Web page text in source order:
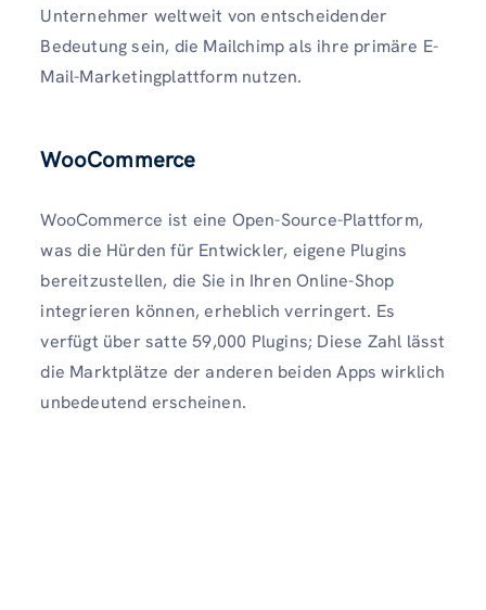
Unternehmer weltweit von entscheidender
Bedeutung sein, die Mailchimp als ihre primäre E-
Mail-Marketingplattform nutzen.
WooCommerce
WooCommerce ist eine Open-Source-Plattform,
was die Hürden für Entwickler, eigene Plugins
bereitzustellen, die Sie in Ihren Online-Shop
integrieren können, erheblich verringert. Es
verfügt über satte 59,000 Plugins; Diese Zahl lässt
die Marktplätze der anderen beiden Apps wirklich
unbedeutend erscheinen.